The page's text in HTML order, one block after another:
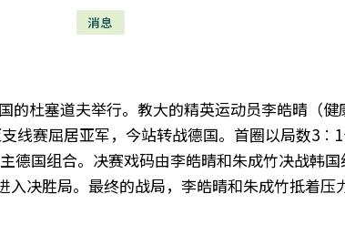
消息
杜塞道夫举行。教大的精英运动员李皓晴（
线赛屈居亚军，今站转战德国。首圈以局数
德国组合。决赛戏码由李皓晴和朱成竹决战韩
入决胜局。最终的战局，李皓晴和朱成竹抵着压